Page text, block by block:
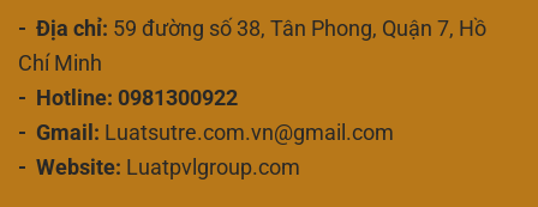
- Địa chỉ: 59 đường số 38, Tân Phong, Quận 7, Hồ
Chí Minh
- Hotline: 0981300922
- Gmail: Luatsutre.com.vn@gmail.com
- Website: Luatpvlgroup.com